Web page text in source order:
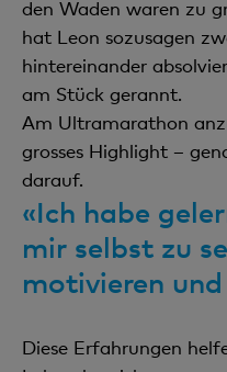
den Waden waren zu
hat Leon sozusagen
hintereinander
am Stück gerannt.
Am Ultramarathon
grosses Highlight –
darauf.
«Ich habe
mir selbst zu
motivieren und
Diese Erfahrungen